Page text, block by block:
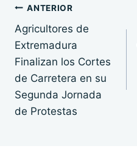
Navegación
de
entradas
ANTERIOR
Agricultores de
Extremadura
Finalizan los Cortes
de Carretera en su
Segunda Jornada
de Protestas